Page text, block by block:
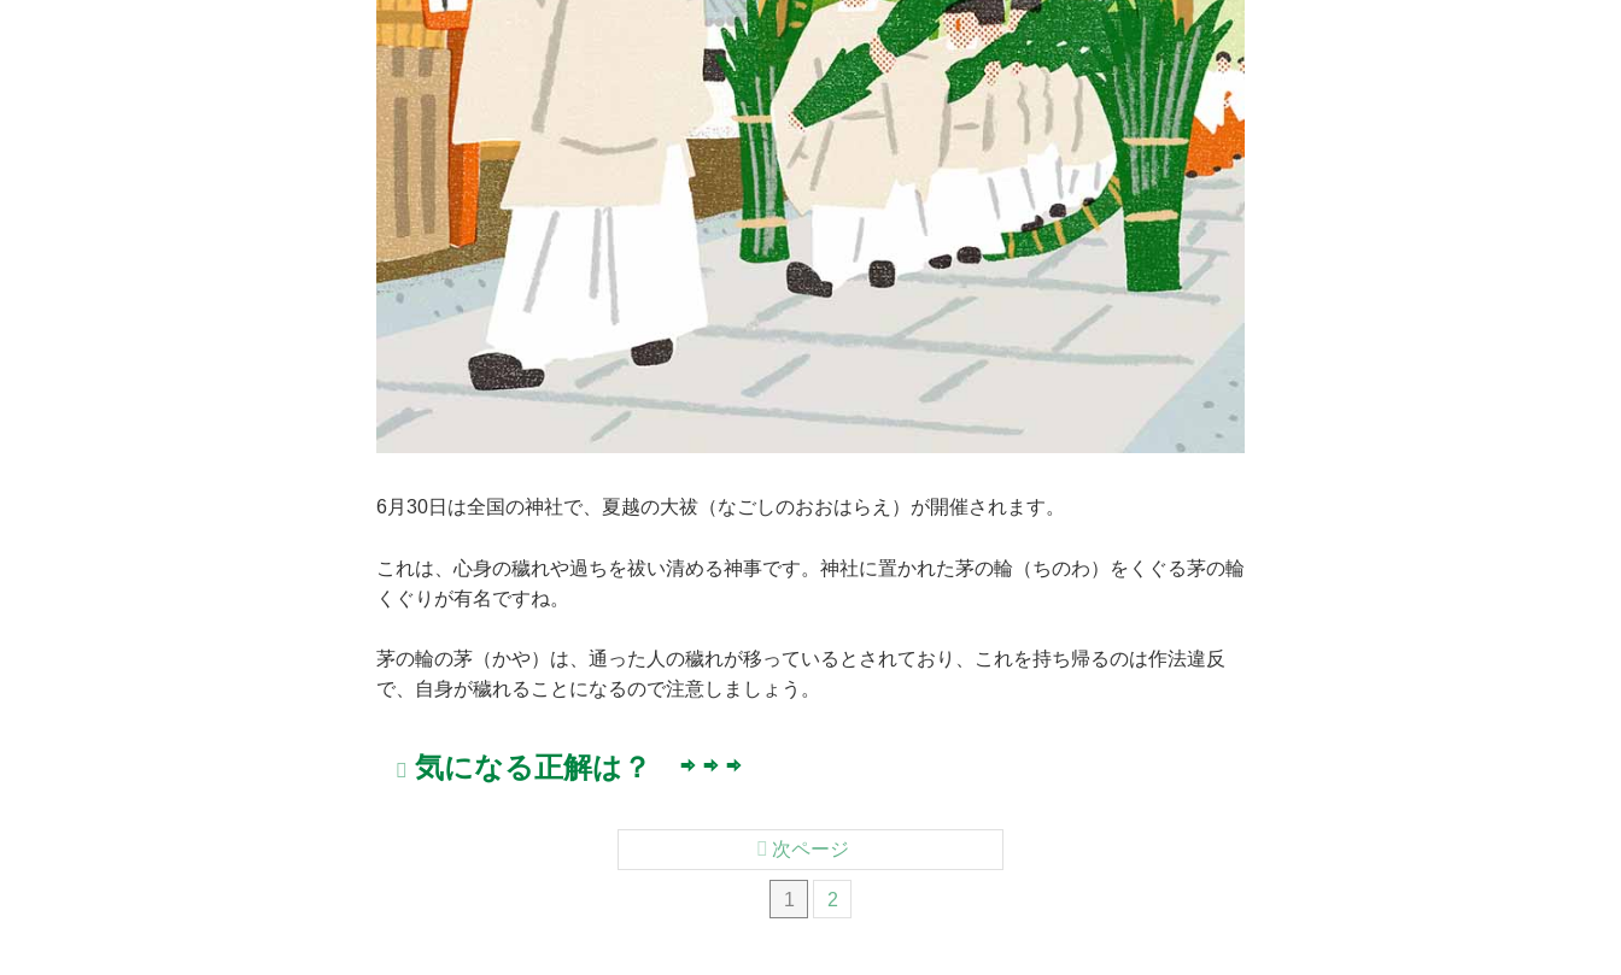
6月30日は全国の神社で、夏越の大祓（なごしのおおはらえ）が開催されます。
これは、心身の穢れや過ちを祓い清める神事です。神社に置かれた茅の輪（ちのわ）をくぐる茅の輪
くぐりが有名ですね。
茅の輪の茅（かや）は、通った人の穢れが移っているとされており、これを持ち帰るのは作法違反
で、自身が穢れることになるので注意しましょう。
気になる正解は？ ⇨ ⇨ ⇨
1 2
次ページ